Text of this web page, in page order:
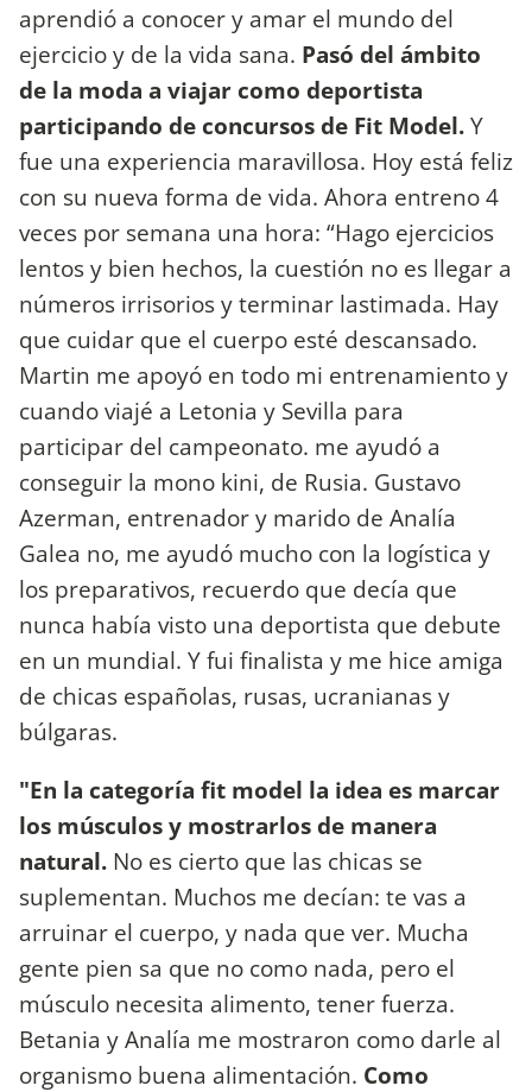
aprendió a conocer y amar el mundo del
ejercicio y de la vida sana. Pasó del ámbito
de la moda a viajar como deportista
participando de concursos de Fit Model.Y
fue una experiencia maravillosa. Hoy está feliz
con su nueva forma de vida. Ahora entreno 4
veces por semana una hora: “Hago ejercicios
lentos y bien hechos, la cuestión no es llegar a
números irrisorios y terminar lastimada. Hay
que cuidar que el cuerpo esté descansado.
Martin me apoyó en todo mi entrenamiento y
cuando viajé a Letonia y Sevilla para
participar del campeonato. me ayudó a
conseguir la mono kini, de Rusia. Gustavo
Azerman, entrenador y marido de Analía
Galea no, me ayudó mucho con la logística y
los preparativos, recuerdo que decía que
nunca había visto una deportista que debute
en un mundial. Y fui finalista y me hice amiga
de chicas españolas, rusas, ucranianas y
búlgaras.
"En la categoría fit model la idea es marcar
los músculos y mostrarlos de manera
natural. No es cierto que las chicas se
suplementan. Muchos me decían: te vas a
arruinar el cuerpo, y nada que ver. Mucha
gente pien sa que no como nada, pero el
músculo necesita alimento, tener fuerza.
Betania y Analía me mostraron como darle al
organismo buena alimentación. Como